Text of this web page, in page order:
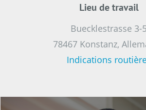
Lieu de travail
Buecklestrasse 3-5
78467 Konstanz,
Indications